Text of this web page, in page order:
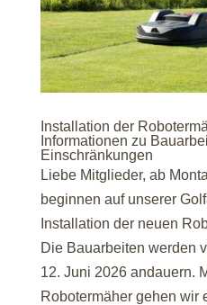
Installation der
Informationen zu
Einschränkungen
Liebe Mitglieder, ab
beginnen auf unserer
Installation der neuen
Die Bauarbeiten werden
12. Juni 2026 andauern.
Robotermäher gehen wir